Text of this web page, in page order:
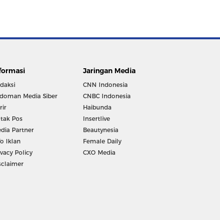
Media Siber
Pos
Partner
Iklan
Policy
Jaringan Media
CNN Indonesia
CNBC Indonesia
Haibunda
Insertlive
Beautynesia
Female Daily
CXO Media